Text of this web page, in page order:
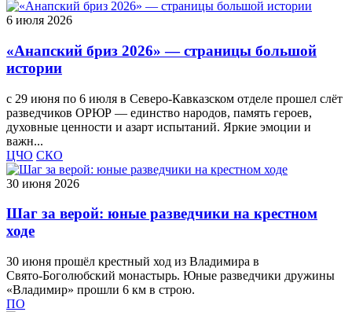
6 июля 2026
«Анапский бриз 2026» — страницы большой
истории
с 29 июня по 6 июля в Северо-Кавказском отделе прошел слёт
разведчиков ОРЮР — единство народов, память героев,
духовные ценности и азарт испытаний. Яркие эмоции и
важн...
ЦЧО СКО
30 июня 2026
Шаг за верой: юные разведчики на крестном
ходе
30 июня прошёл крестный ход из Владимира в
Свято‑Боголюбский монастырь. Юные разведчики дружины
«Владимир» прошли 6 км в строю.
ПО